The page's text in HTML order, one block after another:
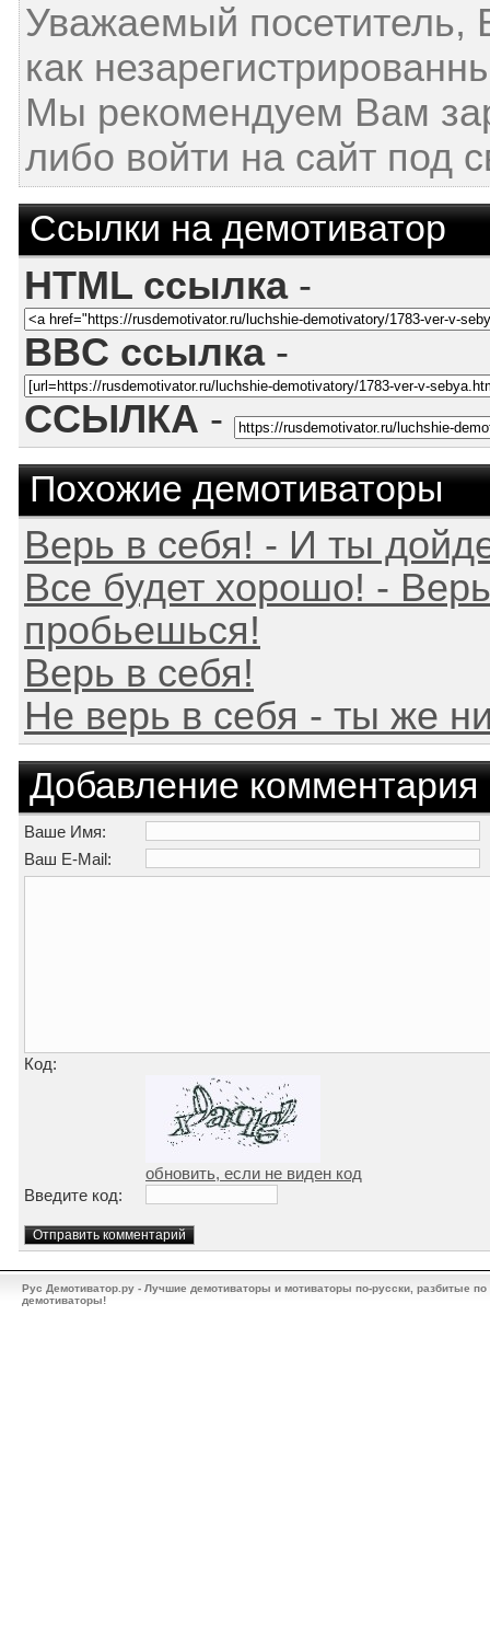
Уважаемый посетитель,
как
Мы рекомендуем Вам
либо войти на сайт под
Ссылки на демотиватор
HTML ссылка-
BBC ссылка-
ССЫЛКА -
Похожие демотиваторы
Верь в себя! - И ты
Все будет хорошо! -
пробьешься!
Верь в себя!
Не верь в себя - ты же
Добавление комментария
Ваше Имя:
Ваш E-Mail:
Код:
обновить, если не виден код
Введите код:
Рус Демотиватор.ру - Лучшие демотиваторы и мотиваторы по-русски, разбитые
демотиваторы!